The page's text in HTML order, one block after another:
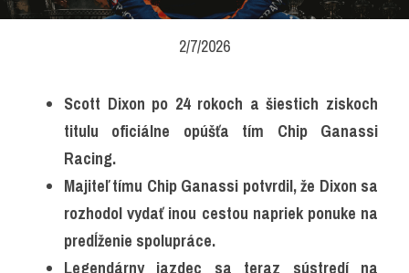
KONTAKT
Přihlášení/Registrace účtu
2/7/2026
Scott Dixon po 24 rokoch a šiestich ziskoch
titulu oficiálne opúšťa tím Chip Ganassi
Racing.
Majiteľ tímu Chip Ganassi potvrdil, že Dixon sa
rozhodol vydať inou cestou napriek ponuke na
predĺženie spolupráce.
Legendárny jazdec sa teraz sústredí na